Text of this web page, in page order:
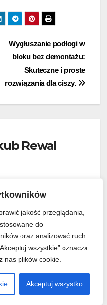
jakość przeglądania,
do
oraz analizować ruch
wszystkie” oznacza
nas plików cookie.
Akceptuj wszystko
Wygłuszanie podłogi w
bloku bez demontażu:
Skuteczne i proste
rozwiązania dla ciszy.
Rewal
TV i
budowy?